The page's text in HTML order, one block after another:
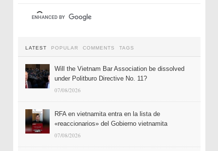
LATEST POPULAR COMMENTS TAGS
Will the Vietnam Bar Association be dissolved
under Politburo Directive No. 11?
07/08/2026
RFA en vietnamita entra en la lista de
«reaccionarios» del Gobierno vietnamita
07/08/2026